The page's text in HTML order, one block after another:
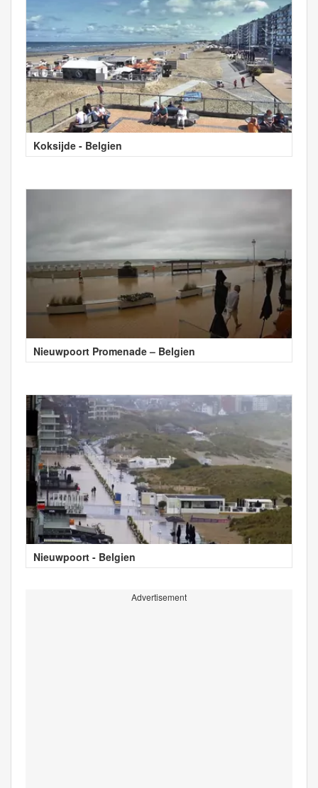
Koksijde - Belgien
Nieuwpoort Promenade – Belgien
Nieuwpoort - Belgien
Advertisement